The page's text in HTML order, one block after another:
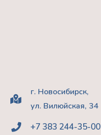
г. Новосибирск,
ул. Вилюйская, 34
+7 383 244-35-00